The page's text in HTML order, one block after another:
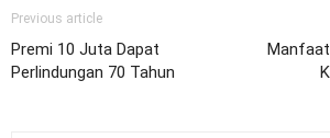
Previous article
Premi 10 Juta Dapat
Perlindungan 70 Tahun